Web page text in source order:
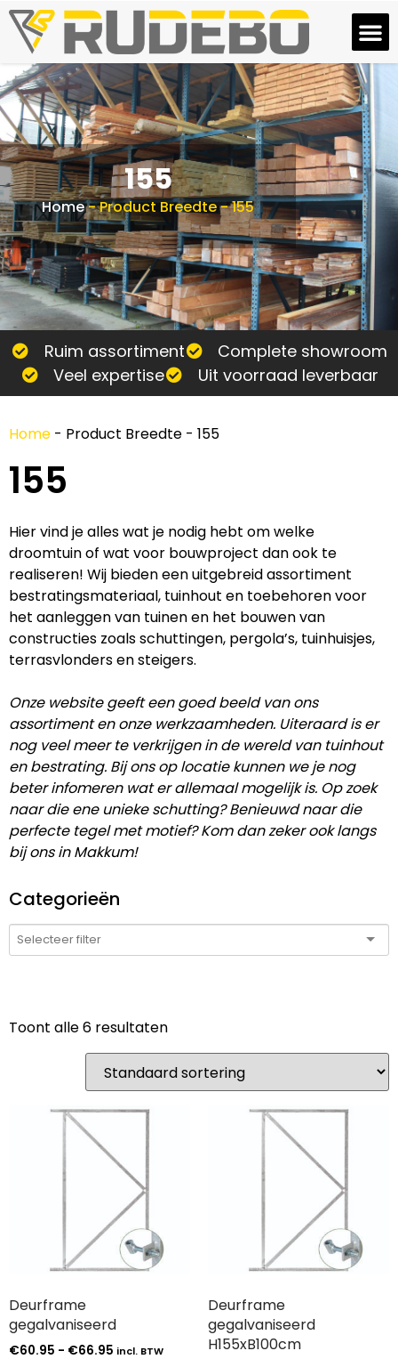
155
Home-Product Breedte-155
Ruim assortiment
Complete showroom
Veel expertise
Uit voorraad leverbaar
Home - Product Breedte - 155
155
Hier vind je alles wat je nodig hebt om welke
droomtuin of wat voor bouwproject dan ook te
realiseren! Wij bieden een uitgebreid assortiment
bestratingsmateriaal, tuinhout en toebehoren voor
het aanleggen van tuinen en het bouwen van
constructies zoals schuttingen, pergola’s, tuinhuisjes,
terrasvlonders en steigers.
Onze website geeft een goed beeld van ons
assortiment en onze werkzaamheden. Uiteraard is er
nog veel meer te verkrijgen in de wereld van tuinhout
en bestrating. Bij ons op locatie kunnen we je nog
beter infomeren wat er allemaal mogelijk is. Op zoek
naar die ene unieke schutting? Benieuwd naar die
perfecte tegel met motief? Kom dan zeker ook langs
bij ons in Makkum!
Categorieën
Toont alle 6 resultaten
Deurframe
gegalvaniseerd
€60.95 - €66.95 incl. BTW
Deurframe
gegalvaniseerd
H155xB100cm